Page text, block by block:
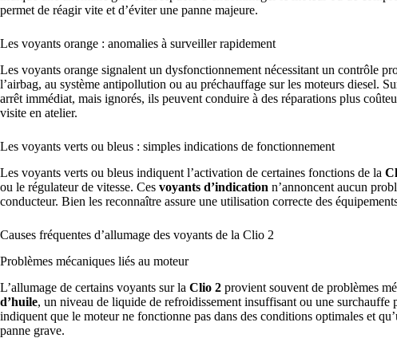
permet de réagir vite et d’éviter une panne majeure.
Les voyants orange : anomalies à surveiller rapidement
Les voyants orange signalent un dysfonctionnement nécessitant un contrôle
l’airbag, au système antipollution ou au préchauffage sur les moteurs diesel.
arrêt immédiat, mais ignorés, ils peuvent conduire à des réparations plus
visite en atelier.
Les voyants verts ou bleus : simples indications de fonctionnement
Les voyants verts ou bleus indiquent l’activation de certaines fonctions de la
ou le régulateur de vitesse. Ces voyants d’indication n’annoncent aucun
conducteur. Bien les reconnaître assure une utilisation correcte des
Causes fréquentes d’allumage des voyants de la Clio 2
Problèmes mécaniques liés au moteur
L’allumage de certains voyants sur la Clio 2 provient souvent de problèmes
d’huile, un niveau de liquide de refroidissement insuffisant ou une surchauffe
indiquent que le moteur ne fonctionne pas dans des conditions optimales et
panne grave.